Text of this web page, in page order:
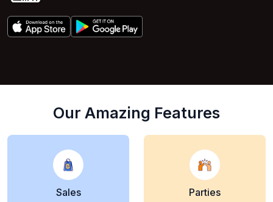
Our Amazing Features
Sales Parties